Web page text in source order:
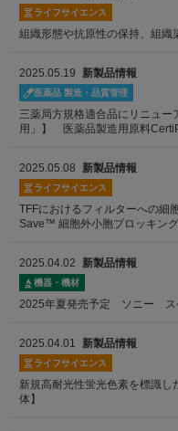
ライフサイエンス
組織形態や抗原性の保持、組織
2025.05.19 新製品情報
医薬品 製造・品質管理
三薬局方規格適合品にリニュ
用」】 医薬品製造用原料
2025.05.08 新製品情報
ライフサイエンス
TFFにおけるフィルターへの細
Save™ 細胞外小胞ブロッキング
2025.04.02 新製品情報
機器・機材
2025年夏発売予定 ソニー ス
2025.04.01 新製品情報
ライフサイエンス
新規高耐光性蛍光色素を標識
体】